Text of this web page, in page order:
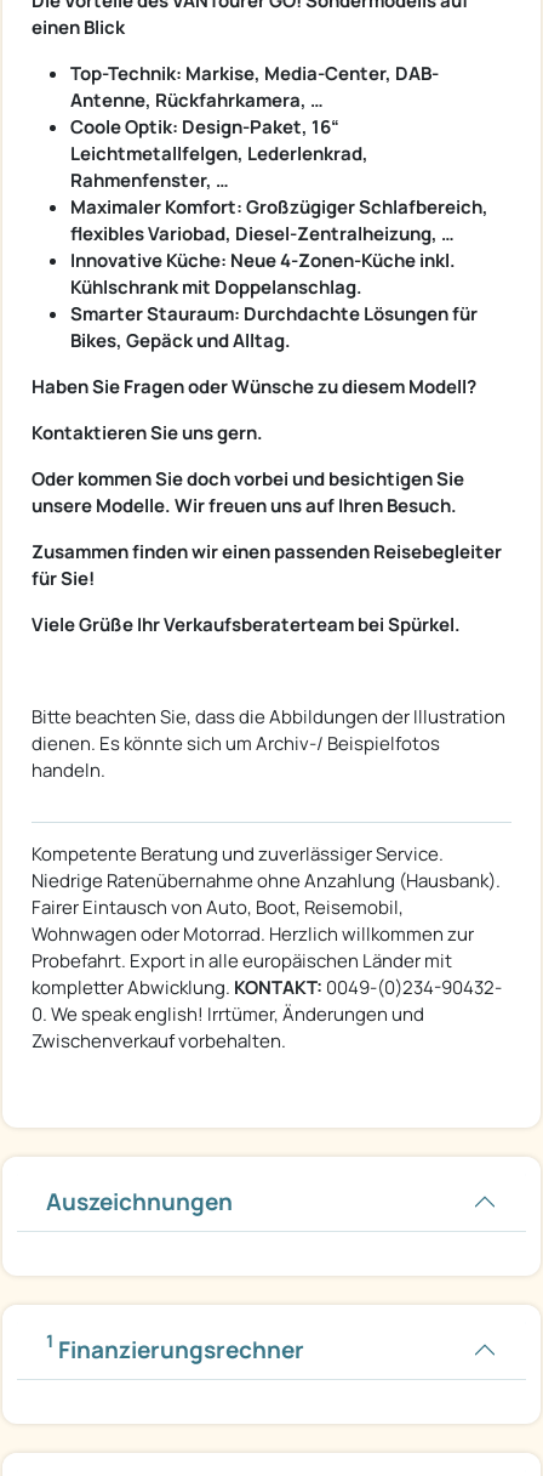
einen Blick
Top-Technik: Markise, Media-Center, DAB-
Antenne, Rückfahrkamera, …
Coole Optik: Design-Paket, 16“
Leichtmetallfelgen, Lederlenkrad,
Rahmenfenster, …
Maximaler Komfort: Großzügiger Schlafbereich,
flexibles Variobad, Diesel-Zentralheizung, …
Innovative Küche: Neue 4-Zonen-Küche inkl.
Kühlschrank mit Doppelanschlag.
Smarter Stauraum: Durchdachte Lösungen für
Bikes, Gepäck und Alltag.
Haben Sie Fragen oder Wünsche zu diesem Modell?
Kontaktieren Sie uns gern.
Oder kommen Sie doch vorbei und besichtigen Sie
unsere Modelle. Wir freuen uns auf Ihren Besuch.
Zusammen finden wir einen passenden Reisebegleiter
für Sie!
Viele Grüße Ihr Verkaufsberaterteam bei Spürkel.
Bitte beachten Sie, dass die Abbildungen der Illustration
dienen. Es könnte sich um Archiv-/ Beispielfotos
handeln.
Kompetente Beratung und zuverlässiger Service.
Niedrige Ratenübernahme ohne Anzahlung (Hausbank).
Fairer Eintausch von Auto, Boot, Reisemobil,
Wohnwagen oder Motorrad. Herzlich willkommen zur
Probefahrt. Export in alle europäischen Länder mit
kompletter Abwicklung. KONTAKT: 0049-(0)234-90432-
0. We speak english! Irrtümer, Änderungen und
Zwischenverkauf vorbehalten.
Auszeichnungen
1 Finanzierungsrechner